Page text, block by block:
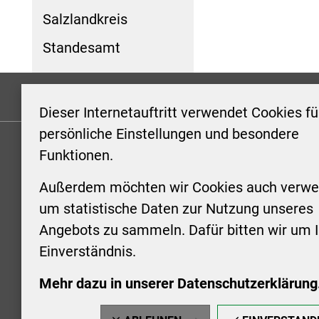
Dieser Internetauftritt verwendet Cookies
persönliche Einstellungen und besondere
Funktionen.
Außerdem möchten wir Cookies auch
um statistische Daten zur Nutzung unseres
Angebots zu sammeln. Dafür bitten wir um
Einverständnis.
Mehr dazu in unserer
Salzlandkreis
Standesamt
KONTAKT
Stadt Aschersleben
Markt 1
06449 Aschersleben
+49 3473 958-0
stadt@aschersleben.de
https://www.aschersleben.de/
Montag:
Uhr
Uhr
vorheriger